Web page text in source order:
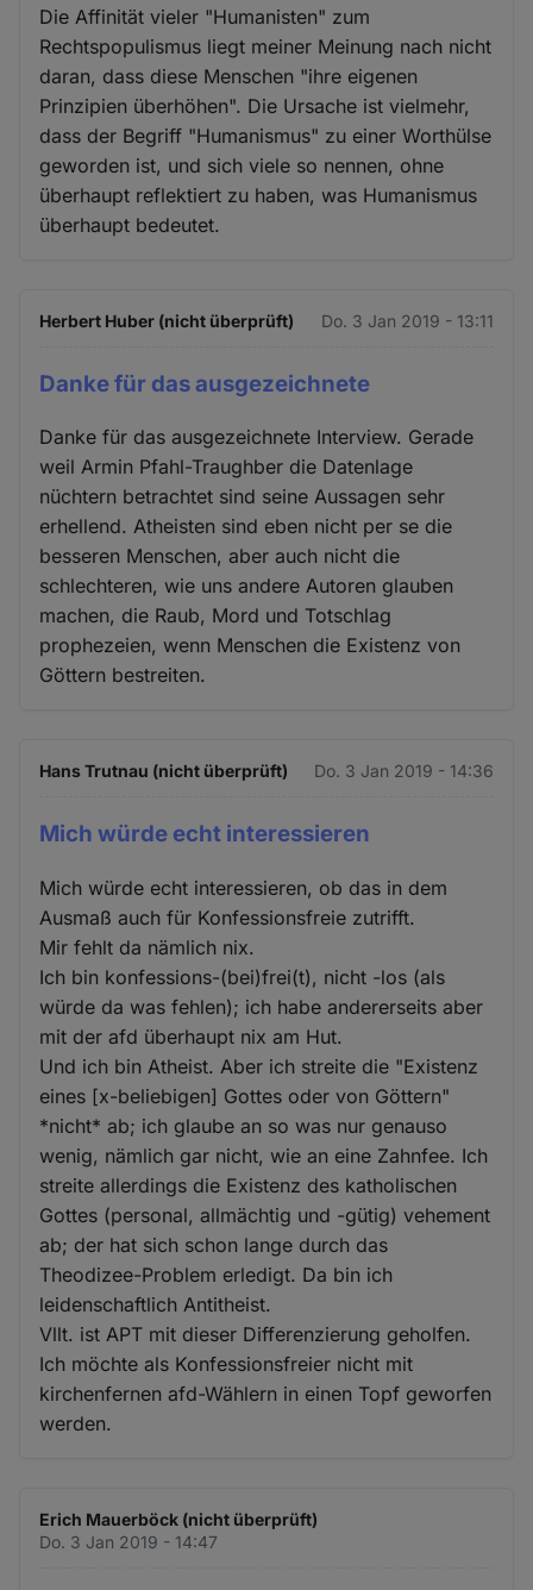
Die Affinität vieler "Humanisten" zum
Rechtspopulismus liegt meiner Meinung nach nicht
daran, dass diese Menschen "ihre eigenen
Prinzipien überhöhen". Die Ursache ist vielmehr,
dass der Begriff "Humanismus" zu einer Worthülse
geworden ist, und sich viele so nennen, ohne
überhaupt reflektiert zu haben, was Humanismus
überhaupt bedeutet.
Herbert Huber (nicht überprüft) Do. 3 Jan 2019 - 13:11
Danke für das ausgezeichnete
Danke für das ausgezeichnete Interview. Gerade
weil Armin Pfahl-Traughber die Datenlage
nüchtern betrachtet sind seine Aussagen sehr
erhellend. Atheisten sind eben nicht per se die
besseren Menschen, aber auch nicht die
schlechteren, wie uns andere Autoren glauben
machen, die Raub, Mord und Totschlag
prophezeien, wenn Menschen die Existenz von
Göttern bestreiten.
Hans Trutnau (nicht überprüft) Do. 3 Jan 2019 - 14:36
Mich würde echt interessieren
Mich würde echt interessieren, ob das in dem
Ausmaß auch für Konfessionsfreie zutrifft.
Mir fehlt da nämlich nix.
Ich bin konfessions-(bei)frei(t), nicht -los (als
würde da was fehlen); ich habe andererseits aber
mit der afd überhaupt nix am Hut.
Und ich bin Atheist. Aber ich streite die "Existenz
eines [x-beliebigen] Gottes oder von Göttern"
*nicht* ab; ich glaube an so was nur genauso
wenig, nämlich gar nicht, wie an eine Zahnfee. Ich
streite allerdings die Existenz des katholischen
Gottes (personal, allmächtig und -gütig) vehement
ab; der hat sich schon lange durch das
Theodizee-Problem erledigt. Da bin ich
leidenschaftlich Antitheist.
Vllt. ist APT mit dieser Differenzierung geholfen.
Ich möchte als Konfessionsfreier nicht mit
kirchenfernen afd-Wählern in einen Topf geworfen
werden.
Erich Mauerböck (nicht überprüft)
Do. 3 Jan 2019 - 14:47